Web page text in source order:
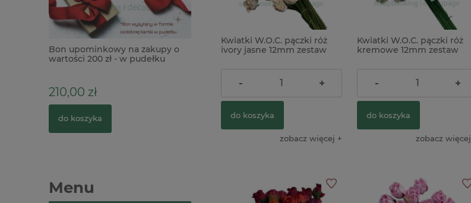
Bon upominkowy na zakupy o
wartości 200 zł - w pudełku
210,00 zł
do koszyka
Nożyczki Tonic Tim Studios Holtz
do koszyka
Stempel + wykrojnik Sizzix
do koszyka
Menu
Kwiatki W.O.C. pączki róż
ivory jasne 12mm zestaw
19,90 zł
- +
do koszyka
zobacz więcej
Kwiatki W.O.C. pączki róż
kremowe 12mm zestaw
19,90 zł
- +
do koszyka
zobacz więcej